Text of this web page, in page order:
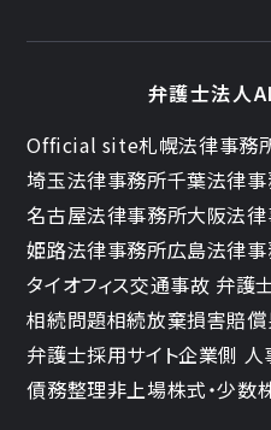
弁護士法人
Official site札幌法律事務
埼玉法律事務所千葉法律
名古屋法律事務所大阪法
姫路法律事務所広島法律
タイオフィス交通事故 弁護
相続問題相続放棄損害賠償
弁護士採用サイト企業側 人
債務整理非上場株式・少数